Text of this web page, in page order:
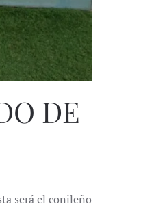
DE
será el conileño